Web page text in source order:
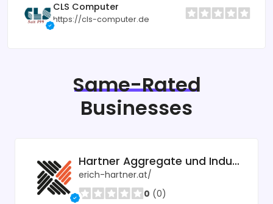
CLS Computer
https://cls-computer.de
Same-Rated
Businesses
Hartner Aggregate und Industrietechnik
erich-hartner.at/
0 (0)